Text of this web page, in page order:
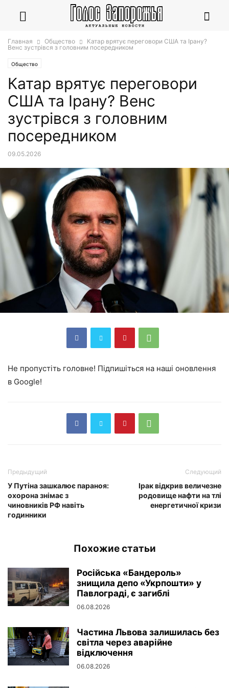
Главная Общество
Катар врятує переговори США та Ірану?
Венс зустрівся з головним посередником
Общество
Катар врятує переговори
США та Ірану? Венс
зустрівся з головним
посередником
09.05.2026
Не пропустіть головне! Підпишіться на наші оновлення
в Google!
Предыдущий
У Путіна зашкалює параноя:
охорона знімає з
чиновників РФ навіть
годинники
Следующий
Ірак відкрив величезне
родовище нафти на тлі
енергетичної кризи
Похожие статьи
Російська «Бандероль»
знищила депо «Укрпошти» у
Павлограді, є загиблі
06.08.2026
Частина Львова залишилась без
світла через аварійне
відключення
06.08.2026